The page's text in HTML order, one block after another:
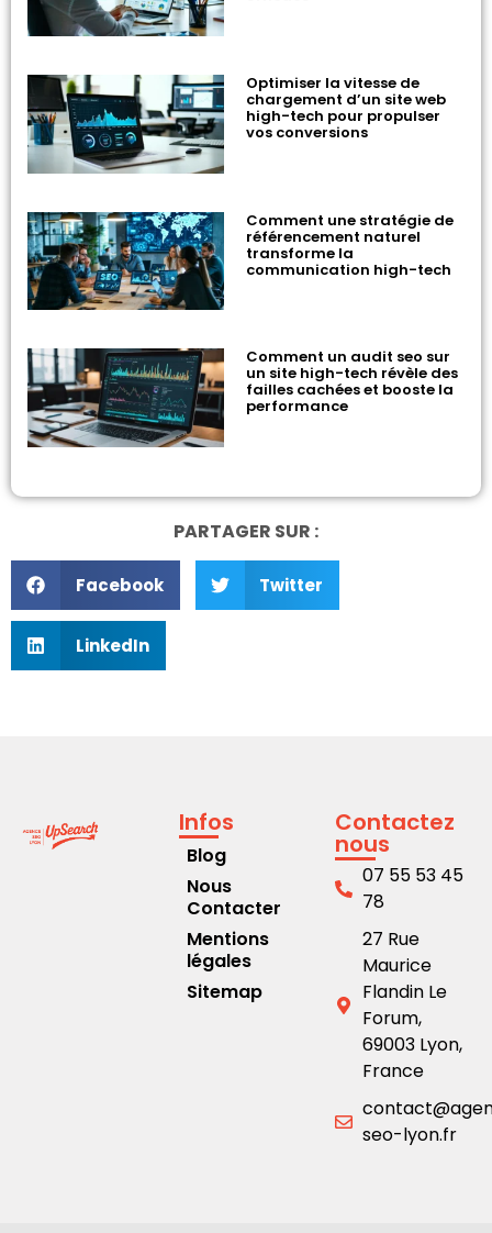
Optimiser la vitesse de
chargement d’un site web
high-tech pour propulser
vos conversions
Comment une stratégie de
référencement naturel
transforme la
communication high-tech
Comment un audit seo sur
un site high-tech révèle des
failles cachées et booste la
performance
PARTAGER SUR :
Facebook Twitter
LinkedIn
Infos
Blog
Nous
Contacter
Mentions
légales
Sitemap
Contactez
nous
07 55 53 45
78
27 Rue
Maurice
Flandin Le
Forum,
69003 Lyon,
France
seo-lyon.fr